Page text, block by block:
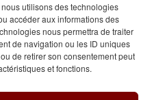
utilisons des technologies
accéder aux informations des
nous permettra de traiter
de navigation ou les ID uniques
de retirer son consentement peut
et fonctions.
ou usage des images et
interdites, sauf autorisation
Bacot.